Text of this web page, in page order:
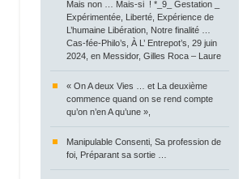
Mais non … Mais-si ! *_9_ Gestation _
Expérimentée, Liberté, Expérience de
L’humaine Libération, Notre finalité …
Cas-fée-Philo’s, À L’ Entrepot’s, 29 juin
2024, en Messidor, Gilles Roca – Laure
« On A deux Vies … et La deuxième
commence quand on se rend compte
qu’on n’en A qu’une »,
Manipulable Consenti, Sa profession de
foi, Préparant sa sortie …